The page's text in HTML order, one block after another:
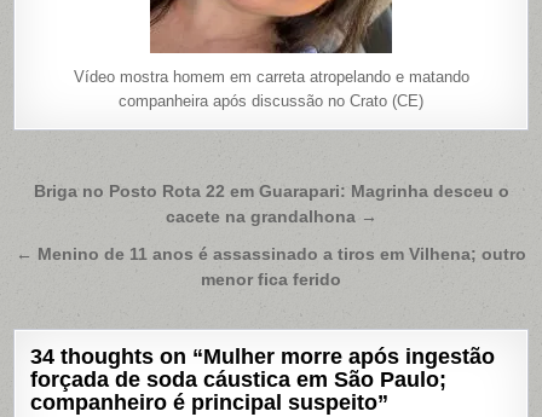
Vídeo mostra homem em carreta atropelando e matando
companheira após discussão no Crato (CE)
Navegação
Post
Briga no Posto Rota 22 em Guarapari: Magrinha desceu o
cacete na grandalhona →
← Menino de 11 anos é assassinado a tiros em Vilhena; outro
menor fica ferido
34 thoughts on “Mulher morre após ingestão
forçada de soda cáustica em São Paulo;
companheiro é principal suspeito”